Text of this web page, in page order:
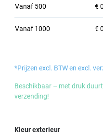
Vanaf 500 €
Vanaf 1000 €
*Prijzen excl. BTW en excl.
Beschikbaar – met druk
verzending!
Selecteer
Kleur exterieur